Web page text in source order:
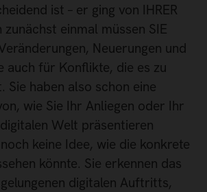
ist – er ging von IHRER
zunächst einmal müssen SIE
Neuerungen und
auch für Konflikte, die es zu
Sie haben also schon eine
wie Sie Ihr Anliegen oder Ihr
Welt präsentieren
keine Idee, wie die konkrete
könnte. Sie erkennen das
digitalen Auftritts,